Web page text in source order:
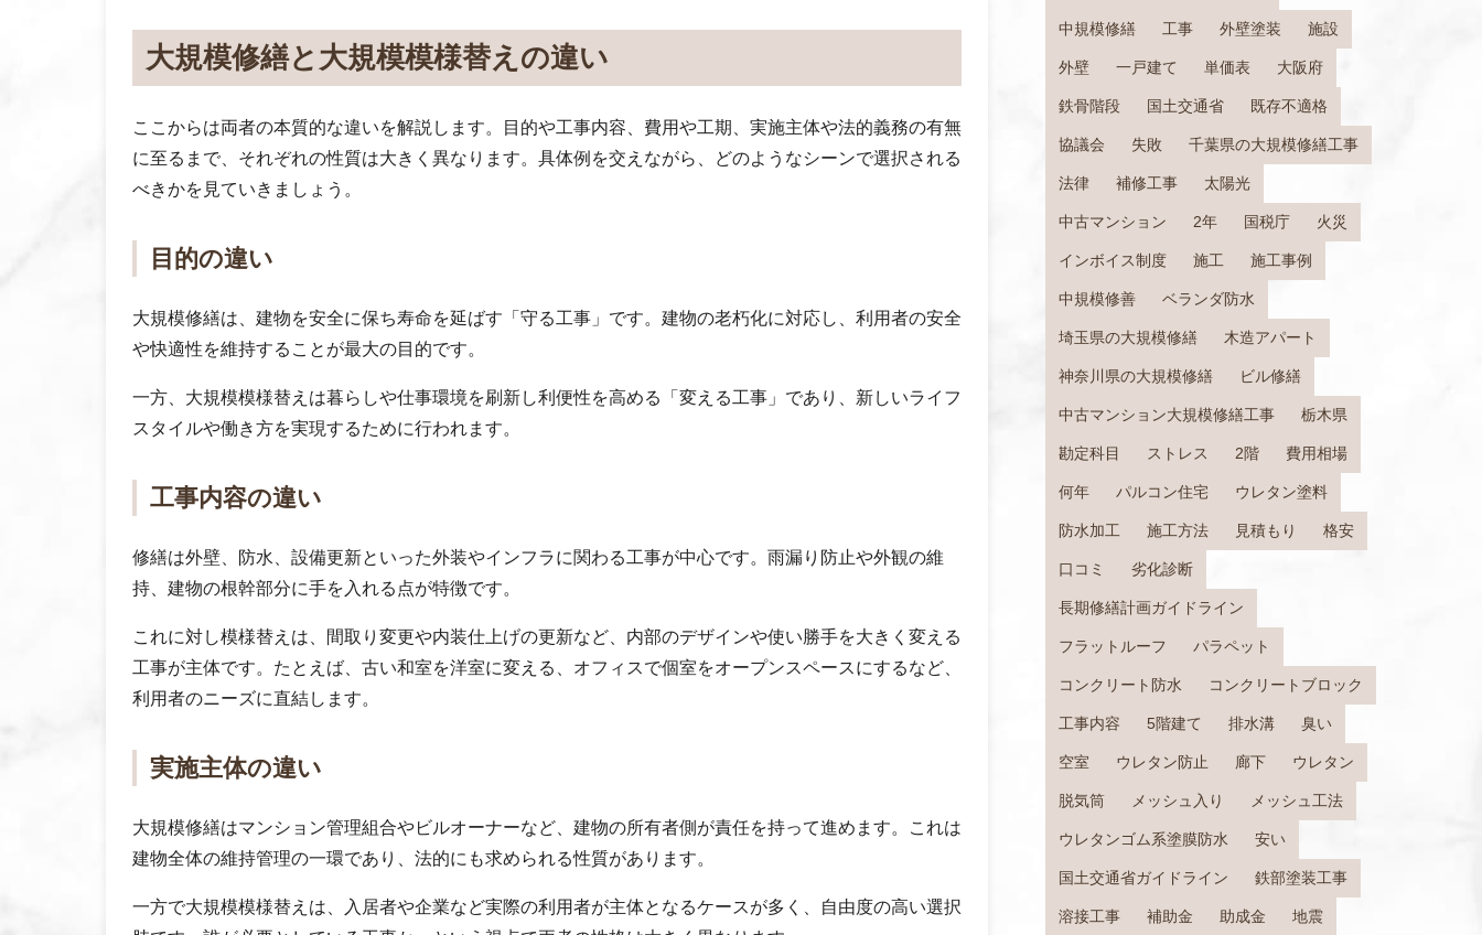
大規模修繕と大規模模様替えの違い
ここからは両者の本質的な違いを解説します。目的や工事内容、費用や工期、実施主体や法的義務の有無
に至るまで、それぞれの性質は大きく異なります。具体例を交えながら、どのようなシーンで選択される
べきかを見ていきましょう。
目的の違い
大規模修繕は、建物を安全に保ち寿命を延ばす「守る工事」です。建物の老朽化に対応し、利用者の安全
や快適性を維持することが最大の目的です。
一方、大規模模様替えは暮らしや仕事環境を刷新し利便性を高める「変える工事」であり、新しいライフ
スタイルや働き方を実現するために行われます。
工事内容の違い
修繕は外壁、防水、設備更新といった外装やインフラに関わる工事が中心です。雨漏り防止や外観の維
持、建物の根幹部分に手を入れる点が特徴です。
これに対し模様替えは、間取り変更や内装仕上げの更新など、内部のデザインや使い勝手を大きく変える
工事が主体です。たとえば、古い和室を洋室に変える、オフィスで個室をオープンスペースにするなど、
利用者のニーズに直結します。
実施主体の違い
大規模修繕はマンション管理組合やビルオーナーなど、建物の所有者側が責任を持って進めます。これは
建物全体の維持管理の一環であり、法的にも求められる性質があります。
一方で大規模模様替えは、入居者や企業など実際の利用者が主体となるケースが多く、自由度の高い選択
中規模修繕 工事 外壁塗装 施設
外壁 一戸建て 単価表 大阪府
鉄骨階段 国土交通省 既存不適格
協議会 失敗 千葉県の大規模修繕工事
法律 補修工事 太陽光
中古マンション 2年 国税庁 火災
インボイス制度 施工 施工事例
中規模修善 ベランダ防水
埼玉県の大規模修繕 木造アパート
神奈川県の大規模修繕 ビル修繕
中古マンション大規模修繕工事 栃木県
勘定科目 ストレス 2階 費用相場
何年 パルコン住宅 ウレタン塗料
防水加工 施工方法 見積もり 格安
口コミ 劣化診断
長期修繕計画ガイドライン
フラットルーフ パラペット
コンクリート防水 コンクリートブロック
工事内容 5階建て 排水溝 臭い
空室 ウレタン防止 廊下 ウレタン
脱気筒 メッシュ入り メッシュ工法
ウレタンゴム系塗膜防水 安い
国土交通省ガイドライン 鉄部塗装工事
溶接工事 補助金 助成金 地震